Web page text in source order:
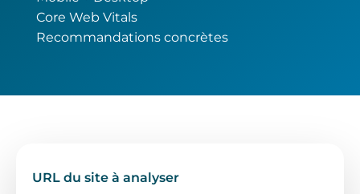
Core Web Vitals
Recommandations concrètes
URL du site à analyser